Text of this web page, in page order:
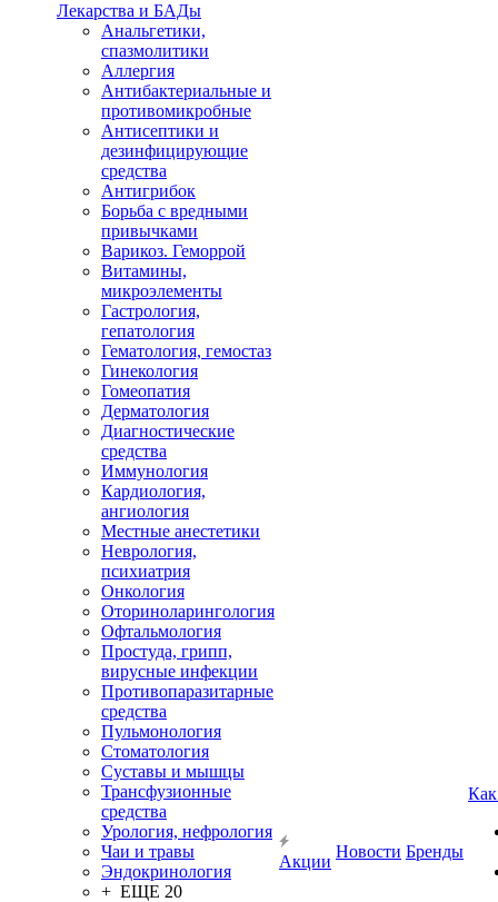
Лекарства и БАДы
Анальгетики,
спазмолитики
Аллергия
Антибактериальные и
противомикробные
Антисептики и
дезинфицирующие
средства
Антигрибок
Борьба с вредными
привычками
Варикоз. Геморрой
Витамины,
микроэлементы
Гастрология,
гепатология
Гематология, гемостаз
Гинекология
Гомеопатия
Дерматология
Диагностические
средства
Иммунология
Кардиология,
ангиология
Местные анестетики
Неврология,
психиатрия
Онкология
Оториноларингология
Офтальмология
Простуда, грипп,
вирусные инфекции
Противопаразитарные
средства
Пульмонология
Стоматология
Суставы и мышцы
Трансфузионные
средства
Урология, нефрология
Чаи и травы
Эндокринология
+ ЕЩЕ 20
Акции
Новости Бренды